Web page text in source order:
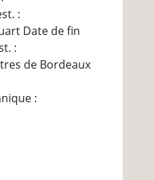
:
Date de fin
:
de Bordeaux
: